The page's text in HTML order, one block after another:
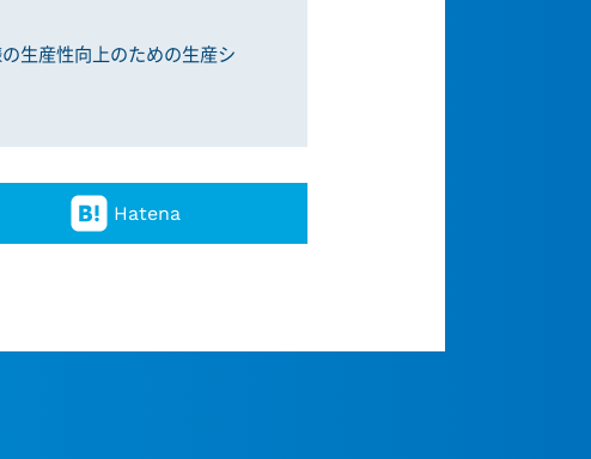
生産性向上のための生産シ
Hatena